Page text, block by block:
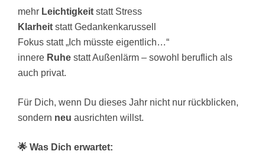
mehr Leichtigkeit statt Stress
Klarheit statt Gedankenkarussell
Fokus statt „Ich müsste eigentlich…“
innere Ruhe statt Außenlärm – sowohl beruflich als
auch privat.
Für Dich, wenn Du dieses Jahr nicht nur rückblicken,
sondern neu ausrichten willst.
🌟 Was Dich erwartet: